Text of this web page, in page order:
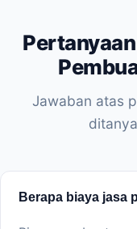
Jawaban atas
Berapa biaya jasa